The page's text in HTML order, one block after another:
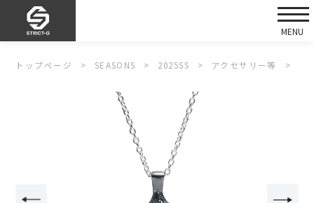
トップページ SEASONS 2025SS アクセサリー等